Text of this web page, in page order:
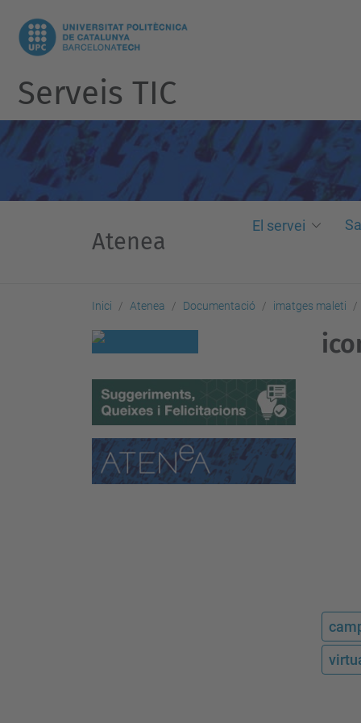
Serveis TIC
Atenea
El servei
Inici Atenea Documentació imatges maleti